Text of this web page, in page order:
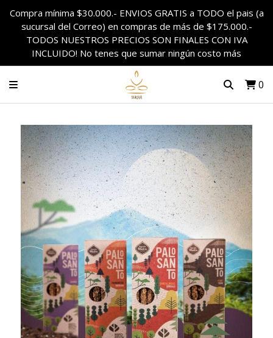
Compra mínima $30.000.- ENVIOS GRATIS a TODO el pais (a
sucursal del Correo) en compras de más de $175.000.-
TODOS NUESTROS PRECIOS SON FINALES CON IVA
INCLUIDO! No tenes que sumar ningún costo más
0